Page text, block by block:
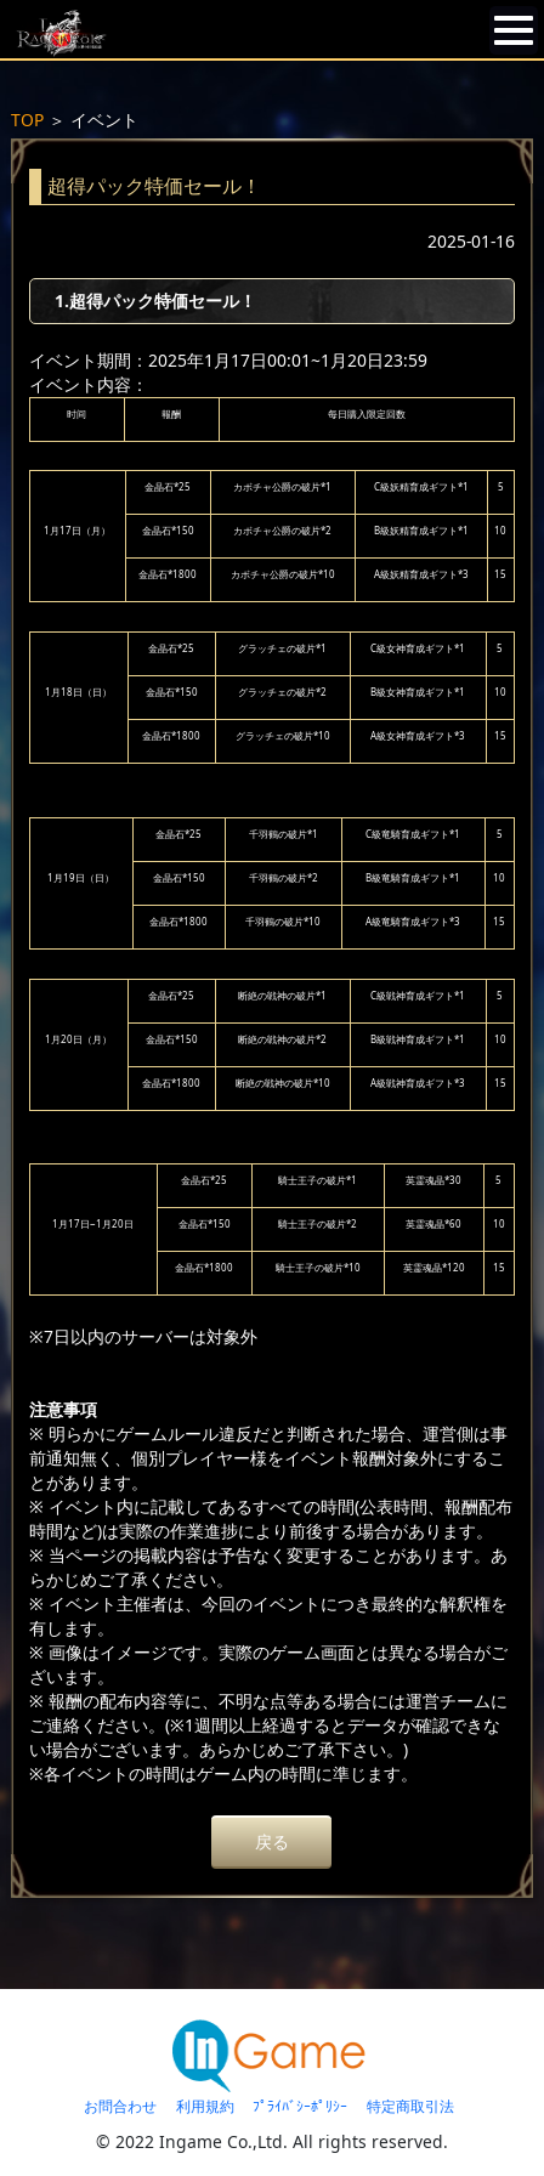
TOP＞ イベント
超得パック特価セール！
2025-01-16
1.超得パック特価セール！
イベント期間：2025年1月17日00:01~1月20日23:59
イベント内容：
时间 報酬 每日購入限定回数
1月17日（月）
金晶石*25 カボチャ公爵の破片*1 C級妖精育成ギフト*1 5
金晶石*150 カボチャ公爵の破片*2 B級妖精育成ギフト*1 10
金晶石*1800 カボチャ公爵の破片*10 A級妖精育成ギフト*3 15
1月18日（日）
金晶石*25 グラッチェの破片*1 C級女神育成ギフト*1 5
金晶石*150 グラッチェの破片*2 B級女神育成ギフト*1 10
金晶石*1800 グラッチェの破片*10 A級女神育成ギフト*3 15
1月19日（日）
金晶石*25 千羽鶴の破片*1 C級竜騎育成ギフト*1 5
金晶石*150 千羽鶴の破片*2 B級竜騎育成ギフト*1 10
金晶石*1800 千羽鶴の破片*10 A級竜騎育成ギフト*3 15
1月20日（月）
金晶石*25 断絶の戦神の破片*1 C級戦神育成ギフト*1 5
金晶石*150 断絶の戦神の破片*2 B級戦神育成ギフト*1 10
金晶石*1800 断絶の戦神の破片*10 A級戦神育成ギフト*3 15
1月17日~1月20日
金晶石*25 騎士王子の破片*1 英霊魂晶*30 5
金晶石*150 騎士王子の破片*2 英霊魂晶*60 10
金晶石*1800 騎士王子の破片*10 英霊魂晶*120 15
※7日以内のサーバーは対象外
注意事項
※ 明らかにゲームルール違反だと判断された場合、運営側は事
前通知無く、個別プレイヤー様をイベント報酬対象外にするこ
とがあります。
※ イベント内に記載してあるすべての時間(公表時間、報酬配布
時間など)は実際の作業進捗により前後する場合があります。
※ 当ページの掲載内容は予告なく変更することがあります。あ
らかじめご了承ください。
※ イベント主催者は、今回のイベントにつき最終的な解釈権を
有します。
※ 画像はイメージです。実際のゲーム画面とは異なる場合がご
ざいます。
※ 報酬の配布内容等に、不明な点等ある場合には運営チームに
ご連絡ください。(※1週間以上経過するとデータが確認できな
い場合がございます。あらかじめご了承下さい。)
※各イベントの時間はゲーム内の時間に準じます。
戻る
お問合わせ 利用規約 ﾌﾟﾗｲﾊﾞｼｰﾎﾟﾘｼｰ 特定商取引法
© 2022 Ingame Co.,Ltd. All rights reserved.